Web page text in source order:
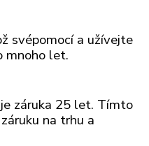
svépomocí a užívejte
mnoho let.
záruka 25 let. Tímto
na trhu a